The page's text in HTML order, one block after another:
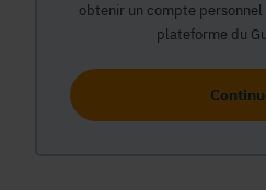
obtenir un compte
plateforme du